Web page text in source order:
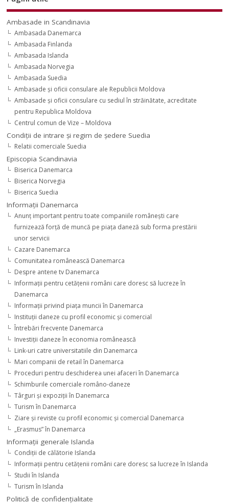
Ambasade in Scandinavia
Ambasada Danemarca
Ambasada Finlanda
Ambasada Islanda
Ambasada Norvegia
Ambasada Suedia
Ambasade şi oficii consulare ale Republicii Moldova
Ambasade şi oficii consulare cu sediul în străinătate, acreditate
pentru Republica Moldova
Centrul comun de Vize – Moldova
Condiţii de intrare şi regim de şedere Suedia
Relatii comerciale Suedia
Episcopia Scandinavia
Biserica Danemarca
Biserica Norvegia
Biserica Suedia
Informaţii Danemarca
Anunţ important pentru toate companiile româneşti care
furnizează forţă de muncă pe piaţa daneză sub forma prestării
unor servicii
Cazare Danemarca
Comunitatea românească Danemarca
Despre antene tv Danemarca
Informaţii pentru cetăţenii români care doresc să lucreze în
Danemarca
Informaţii privind piaţa muncii în Danemarca
Instituţii daneze cu profil economic şi comercial
Întrebări frecvente Danemarca
Investiţii daneze în economia românească
Link-uri catre universitatiile din Danemarca
Mari companii de retail în Danemarca
Proceduri pentru deschiderea unei afaceri în Danemarca
Schimburile comerciale româno-daneze
Târguri şi expoziţii în Danemarca
Turism în Danemarca
Ziare şi reviste cu profil economic şi comercial Danemarca
„Erasmus” în Danemarca
Informaţii generale Islanda
Condiţii de călătorie Islanda
Informaţii pentru cetăţenii români care doresc sa lucreze în Islanda
Studii în Islanda
Turism în Islanda
Politică de confidențialitate